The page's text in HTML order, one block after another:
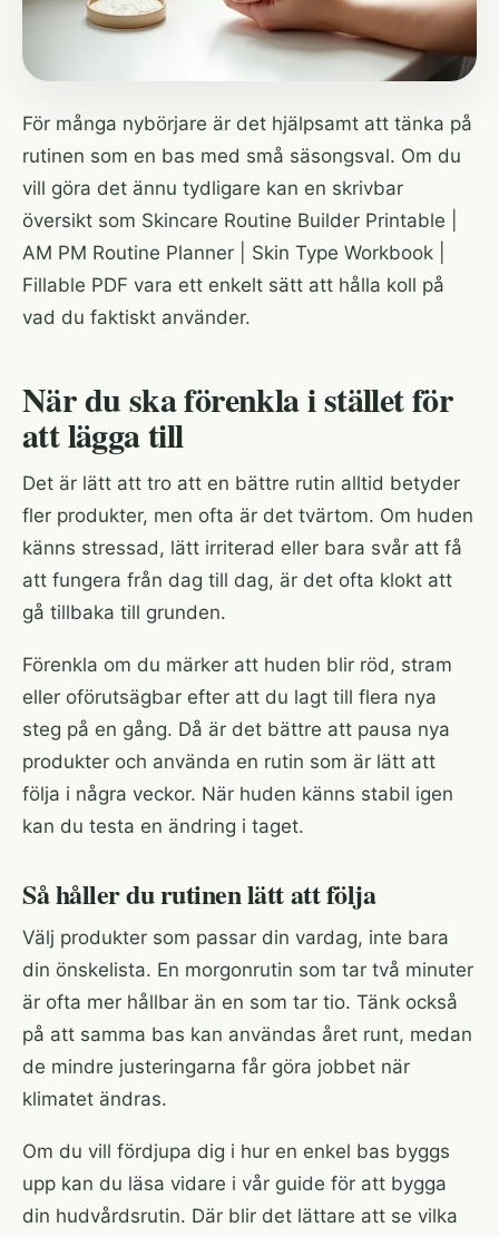
För många nybörjare är det hjälpsamt att tänka på
rutinen som en bas med små säsongsval. Om du
vill göra det ännu tydligare kan en skrivbar
översikt som Skincare Routine Builder Printable |
AM PM Routine Planner | Skin Type Workbook |
Fillable PDF vara ett enkelt sätt att hålla koll på
vad du faktiskt använder.
När du ska förenkla i stället för
att lägga till
Det är lätt att tro att en bättre rutin alltid betyder
fler produkter, men ofta är det tvärtom. Om huden
känns stressad, lätt irriterad eller bara svår att få
att fungera från dag till dag, är det ofta klokt att
gå tillbaka till grunden.
Förenkla om du märker att huden blir röd, stram
eller oförutsägbar efter att du lagt till flera nya
steg på en gång. Då är det bättre att pausa nya
produkter och använda en rutin som är lätt att
följa i några veckor. När huden känns stabil igen
kan du testa en ändring i taget.
Så håller du rutinen lätt att följa
Välj produkter som passar din vardag, inte bara
din önskelista. En morgonrutin som tar två minuter
är ofta mer hållbar än en som tar tio. Tänk också
på att samma bas kan användas året runt, medan
de mindre justeringarna får göra jobbet när
klimatet ändras.
Om du vill fördjupa dig i hur en enkel bas byggs
upp kan du läsa vidare i vår guide för att bygga
din hudvårdsrutin. Där blir det lättare att se vilka